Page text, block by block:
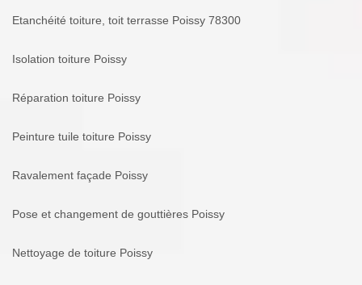
Etanchéité toiture, toit terrasse Poissy 78300
Isolation toiture Poissy
Réparation toiture Poissy
Peinture tuile toiture Poissy
Ravalement façade Poissy
Pose et changement de gouttières Poissy
Nettoyage de toiture Poissy